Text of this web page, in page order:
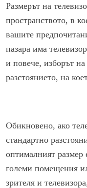
Размерът на
пространството, в
вашите
пазара има
и повече, изборът
разстоянието, на
Обикновено, ако
стандартно
оптималният
големи помещения
зрителя и